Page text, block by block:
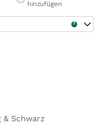
hinzufügen
& Schwarz